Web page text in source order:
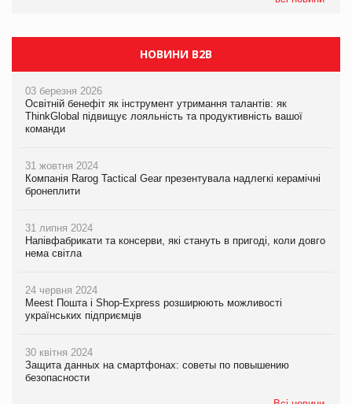
НОВИНИ B2B
03 березня 2026
Освітній бенефіт як інструмент утримання талантів: як
ThinkGlobal підвищує лояльність та продуктивність вашої
команди
31 жовтня 2024
Компанія Rarog Tactical Gear презентувала надлегкі керамічні
бронеплити
31 липня 2024
Напівфабрикати та консерви, які стануть в пригоді, коли довго
нема світла
24 червня 2024
Meest Пошта і Shop-Express розширюють можливості
українських підприємців
30 квітня 2024
Защита данных на смартфонах: советы по повышению
безопасности